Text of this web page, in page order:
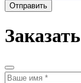
Отправить